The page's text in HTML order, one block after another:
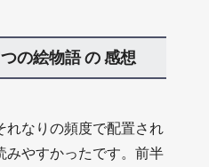
の絵物語 の 感想
れなりの頻度で配置され
みやすかったです。前半